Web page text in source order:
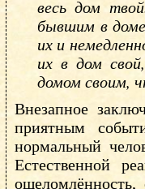
весь дом
бывшим в
их и
их в дом
домом своим,
Внезапное
приятным
нормальный
Естественной